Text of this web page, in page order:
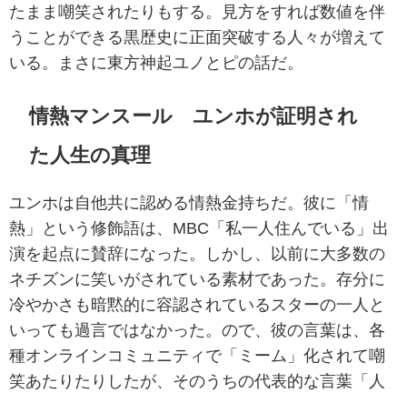
たまま嘲笑されたりもする。見方をすれば数値を伴
うことができる黒歴史に正面突破する人々が増えて
いる。まさに東方神起ユノとピの話だ。
情熱マンスール ユンホが証明され
た人生の真理
ユンホは自他共に認める情熱金持ちだ。彼に「情
熱」という修飾語は、MBC「私一人住んでいる」出
演を起点に賛辞になった。しかし、以前に大多数の
ネチズンに笑いがされている素材であった。存分に
冷やかさも暗黙的に容認されているスターの一人と
いっても過言ではなかった。ので、彼の言葉は、各
種オンラインコミュニティで「ミーム」化されて嘲
笑あたりたりしたが、そのうちの代表的な言葉「人